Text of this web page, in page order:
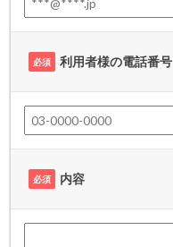
必須 利用者様の電話番号
必須 内容